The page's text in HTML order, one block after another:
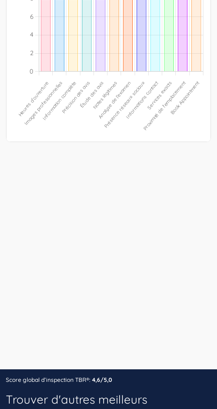
Score global d’inspection TBR®: 4,6/5,0
Trouver d'autres meilleurs